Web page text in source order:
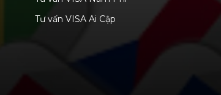
Tư vấn VISA Ai Cập